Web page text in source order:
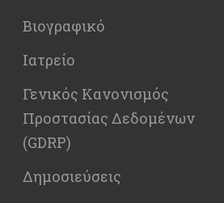
Βιογραφικό
Ιατρείο
Γενικός Κανονισμός
Προστασίας Δεδομένων
(GDRP)
Δημοσιεύσεις